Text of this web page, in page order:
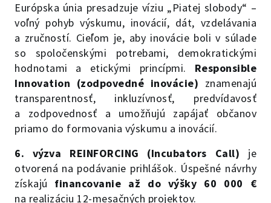
Európska únia presadzuje víziu „Piatej slobody“ –
voľný pohyb výskumu, inovácií, dát, vzdelávania
a zručností. Cieľom je, aby inovácie boli v súlade
so spoločenskými potrebami, demokratickými
hodnotami a etickými princípmi. Responsible
Innovation (zodpovedné inovácie) znamenajú
transparentnosť, inkluzívnosť, predvídavosť
a zodpovednosť a umožňujú zapájať občanov
priamo do formovania výskumu a inovácií.
6. výzva REINFORCING (Incubators Call) je
otvorená na podávanie prihlášok. Úspešné návrhy
získajú financovanie až do výšky 60 000 €
na realizáciu 12-mesačných projektov.